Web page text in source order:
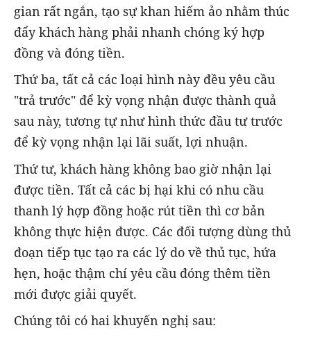
gian rất ngắn, tạo sự khan hiếm ảo nhằm thúc
đẩy khách hàng phải nhanh chóng ký hợp
đồng và đóng tiền.
Thứ ba, tất cả các loại hình này đều yêu cầu
"trả trước" để kỳ vọng nhận được thành quả
sau này, tương tự như hình thức đầu tư trước
để kỳ vọng nhận lại lãi suất, lợi nhuận.
Thứ tư, khách hàng không bao giờ nhận lại
được tiền. Tất cả các bị hại khi có nhu cầu
thanh lý hợp đồng hoặc rút tiền thì cơ bản
không thực hiện được. Các đối tượng dùng thủ
đoạn tiếp tục tạo ra các lý do về thủ tục, hứa
hẹn, hoặc thậm chí yêu cầu đóng thêm tiền
mới được giải quyết.
Chúng tôi có hai khuyến nghị sau: